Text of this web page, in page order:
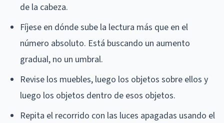
de la cabeza.
Fíjese en dónde sube la lectura más que en el
número absoluto. Está buscando un aumento
gradual, no un umbral.
Revise los muebles, luego los objetos sobre ellos y
luego los objetos dentro de esos objetos.
Repita el recorrido con las luces apagadas usando el